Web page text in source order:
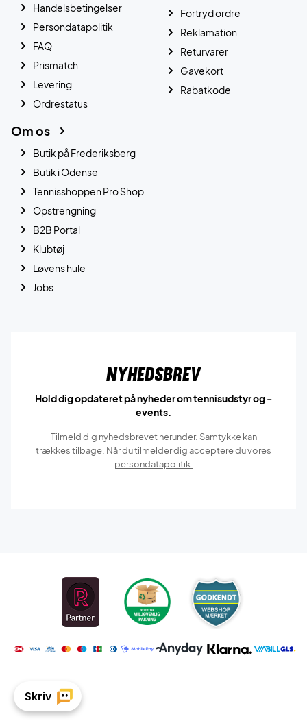
Handelsbetingelser
Persondatapolitik
FAQ
Prismatch
Levering
Ordrestatus
Fortryd ordre
Reklamation
Returvarer
Gavekort
Rabatkode
Om os
Butik på Frederiksberg
Butik i Odense
Tennisshoppen Pro Shop
Opstrengning
B2B Portal
Klubtøj
Løvens hule
Jobs
Nyhedsbrev
Hold dig opdateret på nyheder om tennisudstyr og -
events.
Tilmeld dig nyhedsbrevet herunder. Samtykke kan
trækkes tilbage. Når du tilmelder dig acceptere du vores
persondatapolitik.